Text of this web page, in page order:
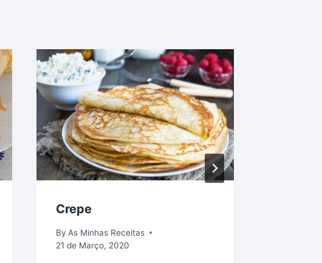
Crepe
By As Minhas Receitas
21 de Março, 2020